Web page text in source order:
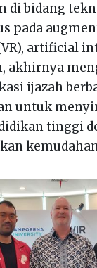
di bidang
pada
artificial
akhirnya
ijazah
untuk
tinggi